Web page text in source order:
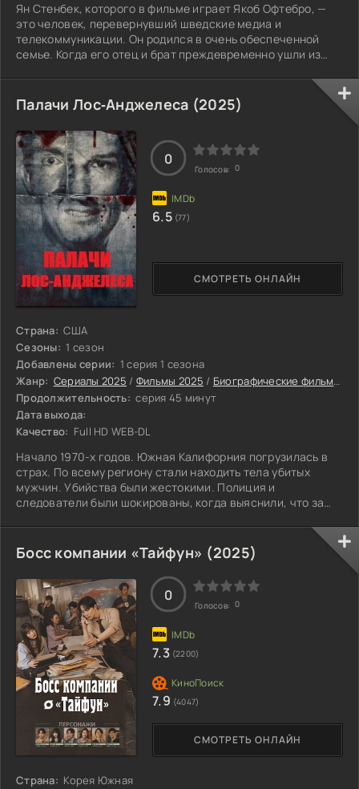
Ян Стенбек, которого в фильме играет Якоб Офтебро, —
это человек, перевернувший шведские медиа и
телекоммуникации. Он родился в очень обеспеченной
семье. Когда его отец и брат преждевременно ушли из
Палачи Лос‑Анджелеса (2025)
Страна: США
Сезоны: 1 сезон
Добавлены серии: 1 серия 1 сезона
Жанр: Сериалы 2025 / Фильмы 2025 / Биографические фильмы 2025
Продолжительность: серия 45 минут
Дата выхода:
Качество: Full HD WEB-DL
Начало 1970-х годов. Южная Калифорния погрузилась в
страх. По всему региону стали находить тела убитых
мужчин. Убийства были жестокими. Полиция и
следователи были шокированы, когда выяснили, что за
целых три разных человека. Три одиноких преступника,
чьи пути пересекались в одном ужасном деле. Поиск их
становился всё более напряженным. Каждый новый
найденный труп лишь усиливал чувство тревоги у
жителей и ставил правоохранительные органы
СМОТРЕТЬ ОНЛАЙН
0
Голосов: 0
6.5 (77)
Босс компании «Тайфун» (2025)
Страна: Корея Южная
СМОТРЕТЬ ОНЛАЙН
0
Голосов: 0
7.3 (2200)
7.9 (4047)